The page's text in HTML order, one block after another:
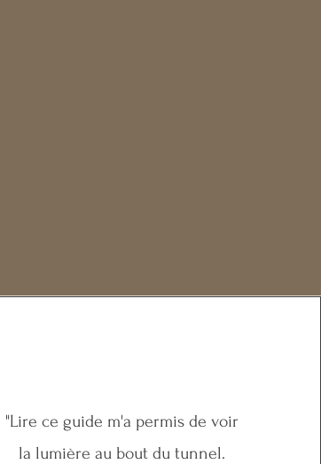
"Lire ce guide m'a permis de voir
la lumière au bout du tunnel.